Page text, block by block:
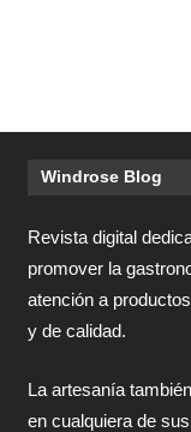
Windrose Blog
Revista digital
promover la
atención a
y de calidad.
La artesanía
en cualquiera de